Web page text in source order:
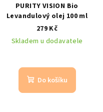
PURITY VISION Bio
Levandulový olej 100 ml
279 Kč
Skladem u dodavatele
Do košíku